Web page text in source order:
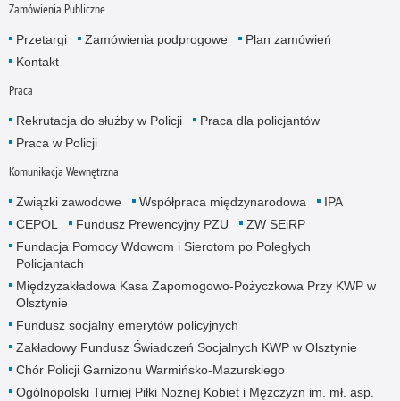
Zamówienia Publiczne
Przetargi Zamówienia podprogowe
Plan zamówień
Kontakt
Praca
Rekrutacja do służby w Policji
Praca dla policjantów
Praca w Policji
Komunikacja Wewnętrzna
Związki zawodowe Współpraca międzynarodowa
IPA
CEPOL
Fundusz Prewencyjny PZU
ZW SEiRP
Fundacja Pomocy Wdowom i Sierotom po Poległych
Policjantach
Międzyzakładowa Kasa Zapomogowo-Pożyczkowa Przy KWP w
Olsztynie
Fundusz socjalny emerytów policyjnych
Zakładowy Fundusz Świadczeń Socjalnych KWP w Olsztynie
Chór Policji Garnizonu Warmińsko-Mazurskiego
Ogólnopolski Turniej Piłki Nożnej Kobiet i Mężczyzn im. mł. asp.